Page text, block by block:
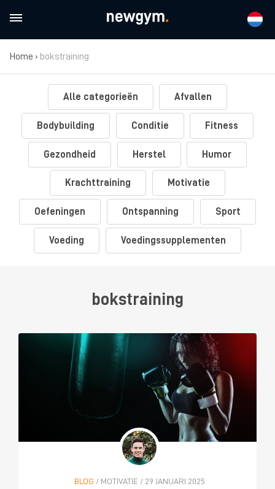
Home › bokstraining
Alle categorieën Afvallen
Bodybuilding Conditie Fitness
Gezondheid Herstel Humor
Krachttraining Motivatie
Oefeningen Ontspanning Sport
Voeding Voedingssupplementen
bokstraining
BLOG / MOTIVATIE / 29 JANUARI 2025